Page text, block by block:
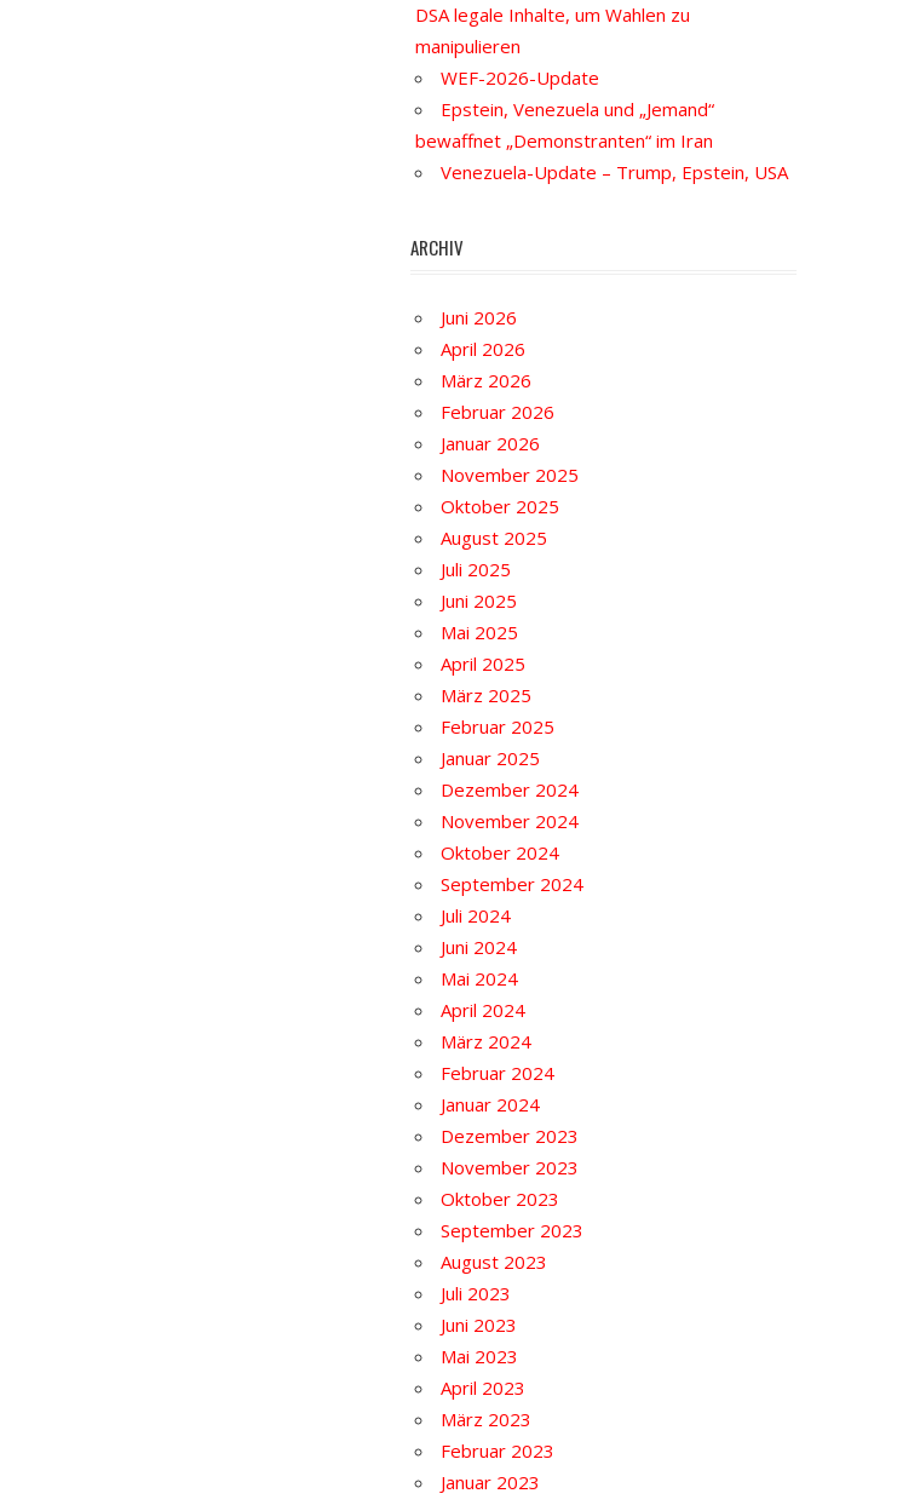
DSA legale Inhalte, um Wahlen zu
manipulieren
WEF-2026-Update
Epstein, Venezuela und „Jemand“
bewaffnet „Demonstranten“ im Iran
Venezuela-Update – Trump, Epstein, USA
ARCHIV
Juni 2026
April 2026
März 2026
Februar 2026
Januar 2026
November 2025
Oktober 2025
August 2025
Juli 2025
Juni 2025
Mai 2025
April 2025
März 2025
Februar 2025
Januar 2025
Dezember 2024
November 2024
Oktober 2024
September 2024
Juli 2024
Juni 2024
Mai 2024
April 2024
März 2024
Februar 2024
Januar 2024
Dezember 2023
November 2023
Oktober 2023
September 2023
August 2023
Juli 2023
Juni 2023
Mai 2023
April 2023
März 2023
Februar 2023
Januar 2023